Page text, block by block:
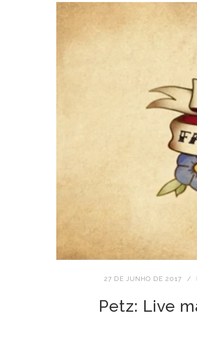
27 DE JUNHO DE 2017
Petz: Live